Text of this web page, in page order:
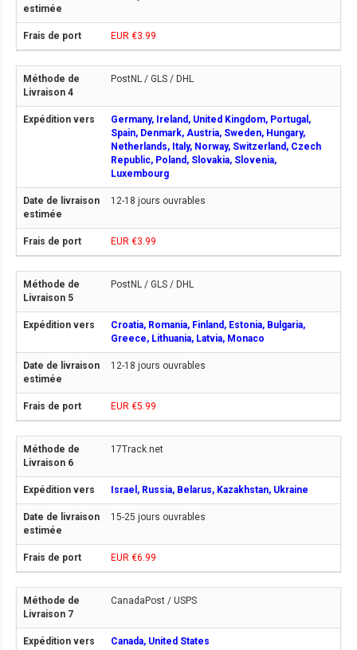
EUR €3.99
PostNL / GLS / DHL
Germany, Ireland, United Kingdom, Portugal,
Spain, Denmark, Austria, Sweden, Hungary,
Netherlands, Italy, Norway, Switzerland, Czech
Republic, Poland, Slovakia, Slovenia,
Luxembourg
12-18 jours ouvrables
EUR €3.99
PostNL / GLS / DHL
Croatia, Romania, Finland, Estonia, Bulgaria,
Greece, Lithuania, Latvia, Monaco
12-18 jours ouvrables
EUR €5.99
17Track.net
Israel, Russia, Belarus, Kazakhstan, Ukraine
15-25 jours ouvrables
EUR €6.99
CanadaPost / USPS
Canada, United States